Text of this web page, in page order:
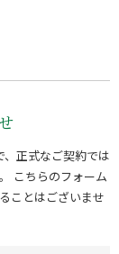
正式なご契約では
こちらのフォーム
ことはございませ